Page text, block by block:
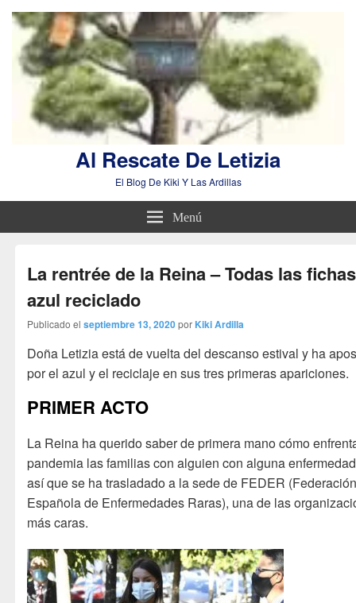
Al Rescate De Letizia
El Blog De Kiki Y Las Ardillas
Menú
La rentrée de la Reina – Todas las
azul reciclado
Publicado el septiembre 13, 2020por Kiki Ardilla
Doña Letizia está de vuelta del descanso estival y ha
por el azul y el reciclaje en sus tres primeras apariciones.
PRIMER ACTO
La Reina ha querido saber de primera mano cómo
pandemia las familias con alguien con alguna
así que se ha trasladado a la sede de FEDER
Española de Enfermedades Raras), una de las
más caras.